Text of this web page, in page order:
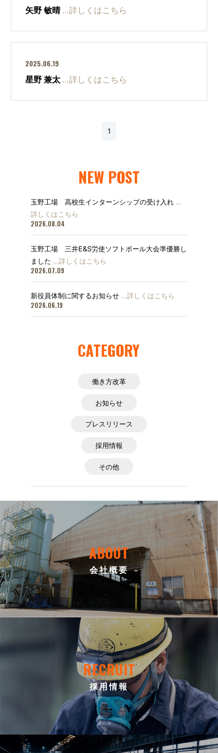
矢野 敏晴 …詳しくはこちら
2025.06.19
星野 兼太 …詳しくはこちら
1
NEW POST
玉野工場 高校生インターンシップの受け入れ …
詳しくはこちら
2026.08.04
玉野工場 三井E&S労使ソフトボール大会準優勝し
ました …詳しくはこちら
2026.07.09
新役員体制に関するお知らせ …詳しくはこちら
2026.06.19
CATEGORY
働き方改革
お知らせ
プレスリリース
採用情報
その他
ABOUT
会社概要
RECRUIT
採用情報